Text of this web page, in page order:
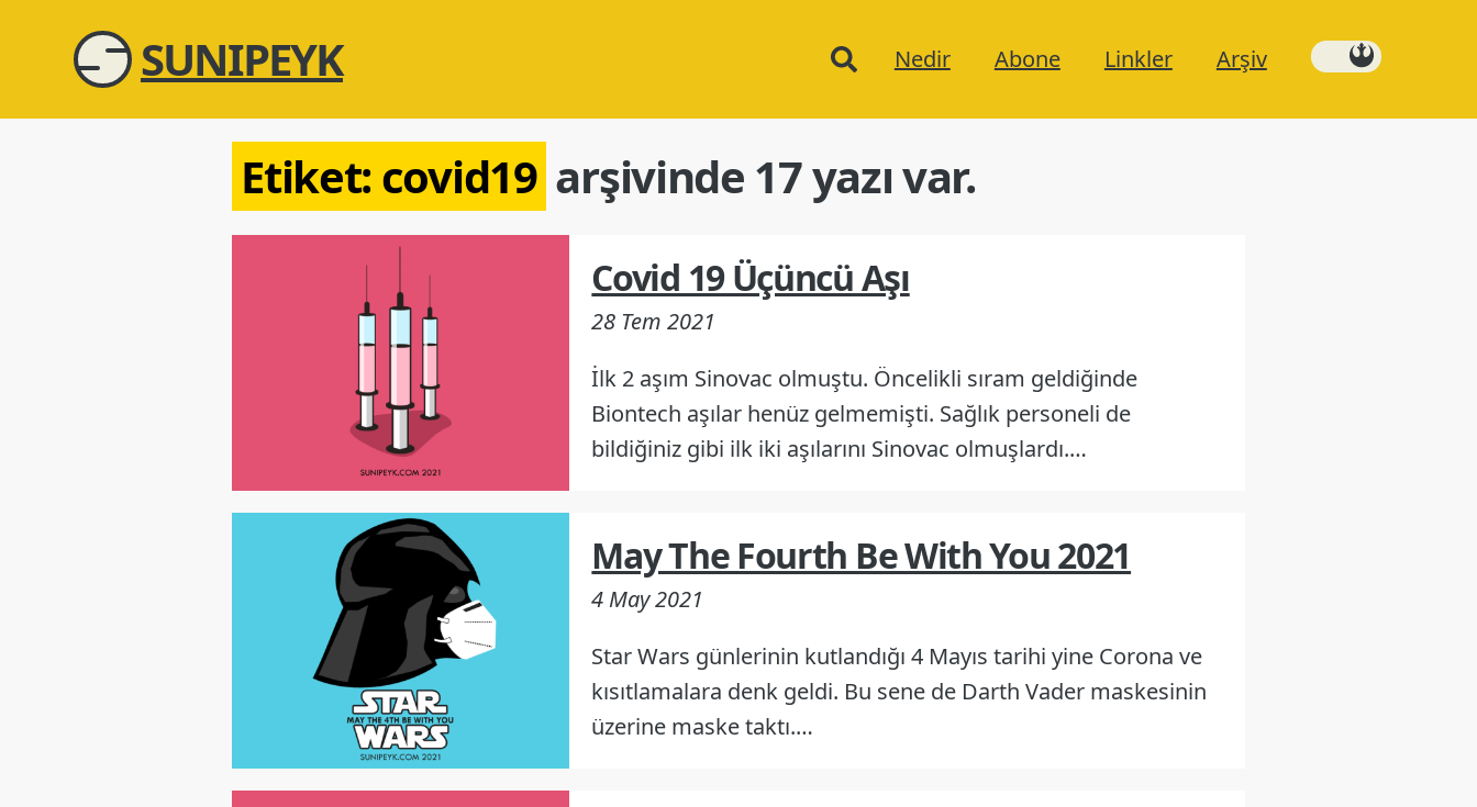
SUNIPEYK
Ana
Nedir Abone Linkler Arşiv
Etiket:covid19 arşivinde 17 yazı var.
Covid 19 Üçüncü Aşı
28 Tem 2021
İlk 2 aşım Sinovac olmuştu. Öncelikli sıram geldiğinde
Biontech aşılar henüz gelmemişti. Sağlık personeli de
bildiğiniz gibi ilk iki aşılarını Sinovac olmuşlardı.…
May The Fourth Be With You 2021
4 May 2021
Star Wars günlerinin kutlandığı 4 Mayıs tarihi yine Corona ve
kısıtlamalara denk geldi. Bu sene de Darth Vader maskesinin
üzerine maske taktı.…